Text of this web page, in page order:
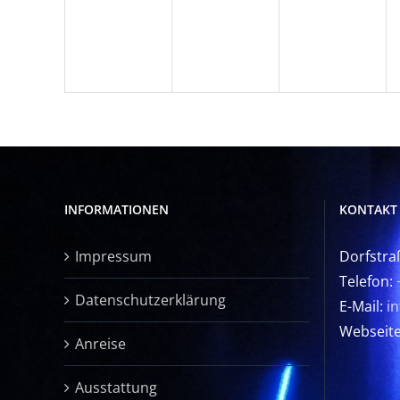
INFORMATIONEN
Impressum
Datenschutzerklärung
Anreise
Ausstattung
KONTAKT
Telefon:
E-Mail: